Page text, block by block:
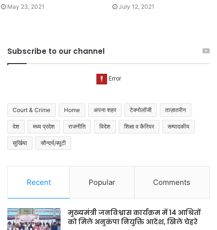
May 23, 2021 July 12, 2021
Subscribe to our channel
Court & Crime Home अपना शहर टेक्नोलॉजी ताज़ातरीन
देश मध्य प्रदेश राजनीति विदेश शिक्षा व कैरियर सम्पादकीय
सुर्खिया सौन्दर्य/ब्यूटी
Recent Popular Comments
मुख्यमंत्री जनविश्वास कार्यक्रम में 14 आश्रितों
को मिले अनुकंपा नियुक्ति आदेश, खिले चेहरे